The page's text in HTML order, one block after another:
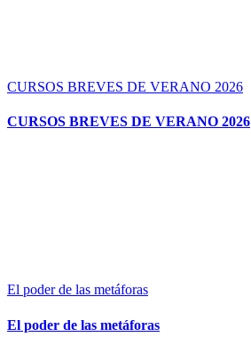
CURSOS BREVES DE VERANO 2026
CURSOS BREVES DE VERANO 2026
El poder de las metáforas
El poder de las metáforas